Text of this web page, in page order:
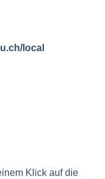
local
Klick auf die